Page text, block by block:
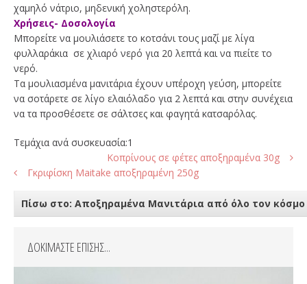
χαμηλό νάτριο, μηδενική χοληστερόλη.
Χρήσεις- Δοσολογία
Μπορείτε να μουλιάσετε το κοτσάνι τους μαζί με λίγα
φυλλαράκια σε χλιαρό νερό για 20 λεπτά και να πιείτε το
νερό.
Τα μουλιασμένα μανιτάρια έχουν υπέροχη γεύση, μπορείτε
να σοτάρετε σε λίγο ελαιόλαδο για 2 λεπτά και στην συνέχεια
να τα προσθέσετε σε σάλτσες και φαγητά κατσαρόλας.
Τεμάχια ανά συσκευασία:1
Κοπρίνους σε φέτες αποξηραμένα 30g
Γκριφίσκη Maitake αποξηραμένη 250g
Πίσω στο: Αποξηραμένα Μανιτάρια από όλο τον κόσμο
ΔΟΚΙΜΑΣΤΕ ΕΠΙΣΗΣ...